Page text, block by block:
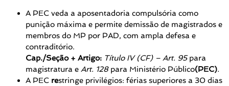
A PEC veda a aposentadoria compulsória como
punição máxima e permite demissão de magistrados e
membros do MP por PAD, com ampla defesa e
contraditório.
Cap./Seção + Artigo: Título IV (CF) – Art. 95 para
magistratura e Art. 128 para Ministério Público(PEC).
A PEC restringe privilégios: férias superiores a 30 dias